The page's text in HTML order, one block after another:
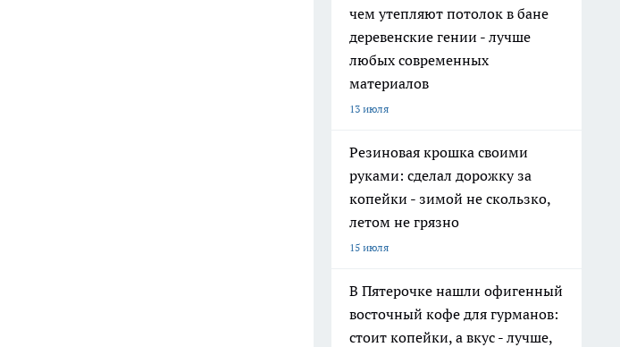
чем утепляют потолок в бане
деревенские гении - лучше
любых современных
материалов
13 июля
Резиновая крошка своими
руками: сделал дорожку за
копейки - зимой не скользко,
летом не грязно
15 июля
В Пятерочке нашли офигенный
восточный кофе для гурманов:
стоит копейки, а вкус - лучше,